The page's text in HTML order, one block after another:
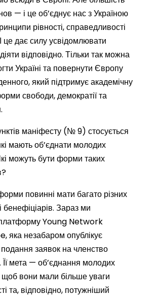
— і це об’єднує нас з Україною
рівності, справедливості
це дає силу усвідомлювати
відповідно. Тільки так можна
Україні та повернути Європу
який підтримує академічну
свободи, демократії та
маніфесту (№ 9) стосується
мають об’єднати молодих
можуть бути форми таких
повинні мати багато різних
бенефіціарів. Зараз ми
Young Network
яка незабаром опублікує
заявок на членство
Її мета — об’єднання молодих
щоб вони мали більше уваги
та, відповідно, потужніший